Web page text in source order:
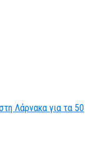
Λάρνακα για τα 50